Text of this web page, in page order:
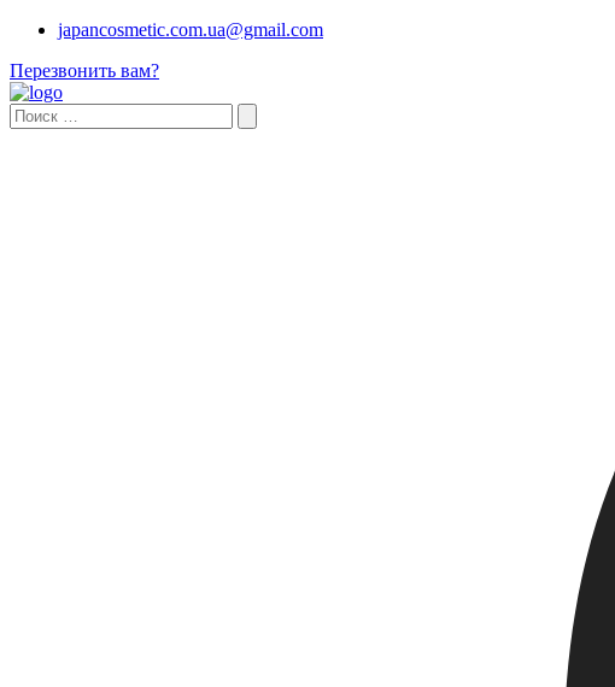
japancosmetic.com.ua@gmail.com
Перезвонить вам?